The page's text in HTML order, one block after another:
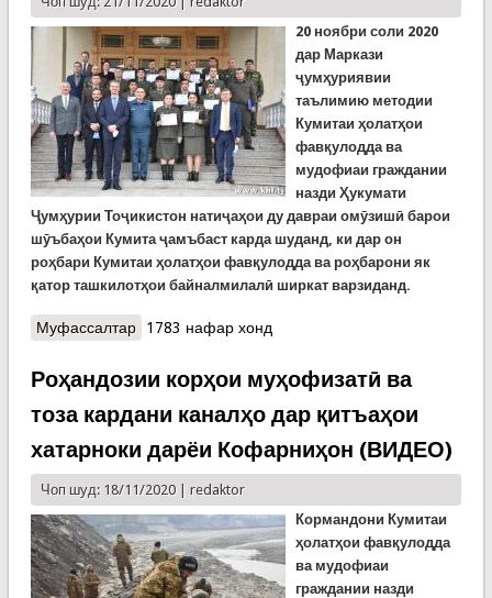
20 ноябри соли 2020
дар Маркази
ҷумҳуриявии
таълимию методии
Кумитаи ҳолатҳои
фавқулодда ва
мудофиаи граждании
назди Ҳукумати
Ҷумҳурии Тоҷикистон натиҷаҳои ду давраи омӯзишӣ барои
шӯъбаҳои Кумита ҷамъбаст карда шуданд, ки дар он
роҳбари Кумитаи ҳолатҳои фавқулодда ва роҳбарони як
қатор ташкилотҳои байналмилалӣ ширкат варзиданд.
Муфассалтаро Ду давраи омӯзишӣ ба поён расид.
шаҳодатномаҳо шуданд (ВИДЕО)
1783 нафар хонд
Роҳандозии корҳои муҳофизатӣ ва
тоза кардани каналҳо дар қитъаҳои
хатарноки дарёи Кофарниҳон (ВИДЕО)
Чоп шуд: 18/11/2020 | redaktor
Кормандони Кумитаи
ҳолатҳои фавқулодда
ва мудофиаи
граждании назди